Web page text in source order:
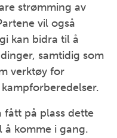
strømming av
vil også
kan bidra til å
samtidig som
verktøy for
på plass dette
å komme i gang.